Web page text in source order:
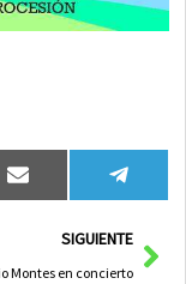
Compartir
en
Email
en
SIGUIENTE
Montes en concierto